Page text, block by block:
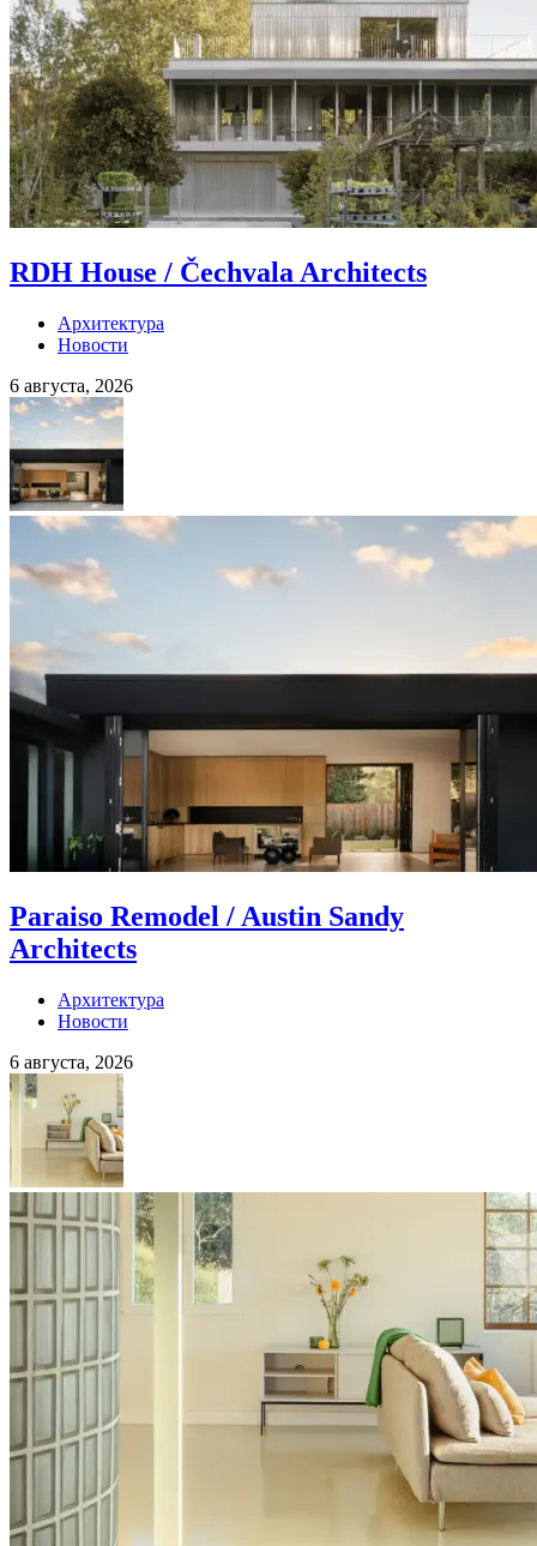
RDH House / Čechvala Architects
Архитектура
Новости
6 августа, 2026
Paraiso Remodel / Austin Sandy
Architects
Архитектура
Новости
6 августа, 2026